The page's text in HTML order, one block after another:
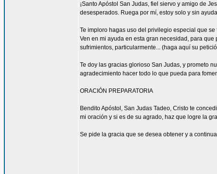
¡Santo Apóstol San Judas, fiel siervo y amigo de
desesperados. Ruega por mí, estoy solo y sin
Te imploro hagas uso del privilegio especial que
Ven en mi ayuda en esta gran necesidad, para
sufrimientos, particularmente... (haga aquí su
Te doy las gracias glorioso San Judas, y prometo
agradecimiento hacer todo lo que pueda para
ORACIÓN PREPARATORIA
Bendito Apóstol, San Judas Tadeo, Cristo te
mi oración y si es de su agrado, haz que logre la
Se pide la gracia que se desea obtener y a